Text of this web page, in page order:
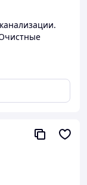
и
за метр